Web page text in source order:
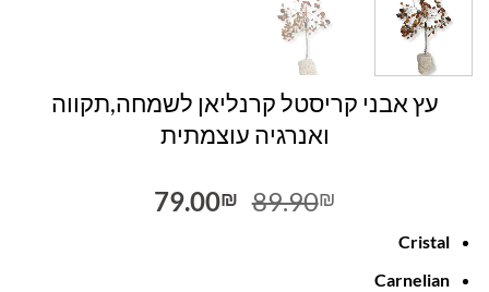
עץ אבני קריסטל קרנליאן לשמחה,תקווה
ואנרגיה עוצמתית
89.90₪
המחיר
79.00₪
המחיר
Cristal
Carnelian